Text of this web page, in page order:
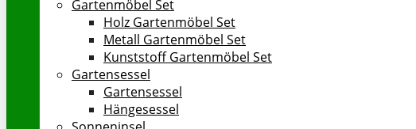
Gartenmöbel Set
Holz Gartenmöbel Set
Metall Gartenmöbel Set
Kunststoff Gartenmöbel Set
Gartensessel
Gartensessel
Hängesessel